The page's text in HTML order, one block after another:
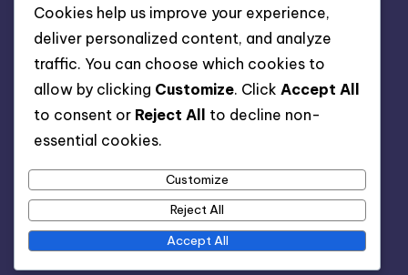
Catégories
Estimation du coût de rénovation de maison
Planification du calendrier de rénovation domiciliaire
Recherche d'Entrepreneur en Rénovation de Maison
Règlementation et Permis de Rénovation de Maison
Tendances de Design de Rénovation de Maison
Cookies help us improve your experience,
deliver personalized content, and analyze
traffic. You can choose which cookies to
allow by clicking Customize. Click Accept All
to consent or Reject All
to decline non-
essential cookies.
Customize
Reject All
Accept All